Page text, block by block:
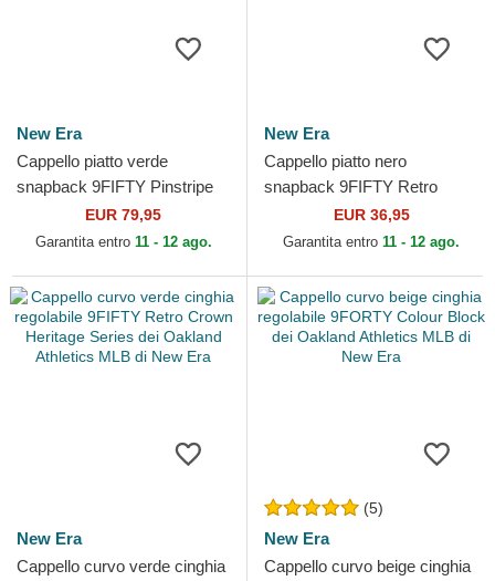
New Era
Cappello piatto verde
snapback 9FIFTY Pinstripe
Visor Clip dei Oakland
Athletics MLB di New Era
EUR 79,95
Garantita entro 11 - 12 ago.
New Era
Cappello piatto nero
snapback 9FIFTY Retro
Crown Plaid dei Oakland
Athletics MLB di New Era
EUR 36,95
Garantita entro 11 - 12 ago.
New Era
Cappello curvo verde cinghia
(5)
New Era
Cappello curvo beige cinghia